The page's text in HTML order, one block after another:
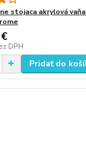
stojaca akrylová
DPH
Pridať do